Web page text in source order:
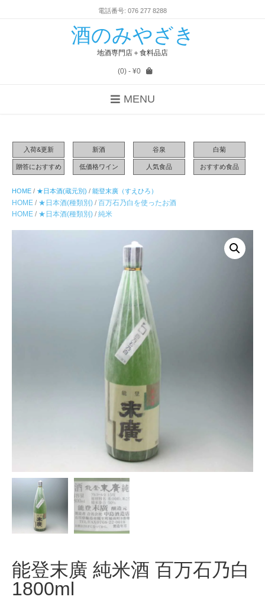
電話番号: 076 277 8288
酒のみやざき
地酒専門店＋食料品店
(0)- ¥0
MENU
入荷&更新 新酒 谷泉 白菊
贈答におすすめ 低価格ワイン 人気食品 おすすめ食品
HOME / ★日本酒(蔵元別) / 能登末廣（すえひろ）
HOME / ★日本酒(種類別) / 百万石乃白を使ったお酒
HOME / ★日本酒(種類別) / 純米
能登末廣 純米酒 百万石乃白
1800ml